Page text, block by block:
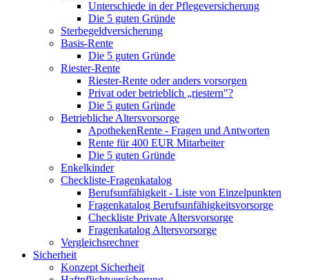
Unterschiede in der Pflegeversicherung
Die 5 guten Gründe
Sterbegeldversicherung
Basis-Rente
Die 5 guten Gründe
Riester-Rente
Riester-Rente oder anders vorsorgen
Privat oder betrieblich „riestern"?
Die 5 guten Gründe
Betriebliche Altersvorsorge
ApothekenRente - Fragen und Antworten
Rente für 400 EUR Mitarbeiter
Die 5 guten Gründe
Enkelkinder
Checkliste-Fragenkatalog
Berufsunfähigkeit - Liste von Einzelpunkten
Fragenkatalog Berufsunfähigkeitsvorsorge
Checkliste Private Altersvorsorge
Fragenkatalog Altersvorsorge
Vergleichsrechner
Sicherheit
Konzept Sicherheit